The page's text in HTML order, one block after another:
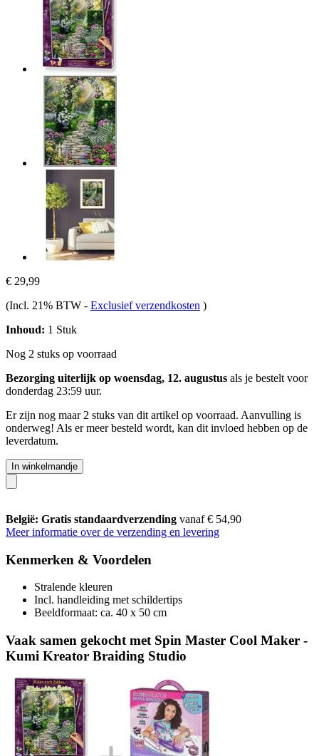
€ 29,99
(Incl. 21% BTW - Exclusief verzendkosten )
Inhoud: 1 Stuk
Nog 2 stuks op voorraad
Bezorging uiterlijk op woensdag, 12. augustus als je bestelt voor
donderdag 23:59 uur.
Er zijn nog maar 2 stuks van dit artikel op voorraad. Aanvulling is
onderweg! Als er meer besteld wordt, kan dit invloed hebben op de
leverdatum.
In winkelmandje
België: Gratis standaardverzending vanaf € 54,90
Meer informatie over de verzending en levering
Kenmerken & Voordelen
Stralende kleuren
Incl. handleiding met schildertips
Beeldformaat: ca. 40 x 50 cm
Vaak samen gekocht met Spin Master Cool Maker -
Kumi Kreator Braiding Studio